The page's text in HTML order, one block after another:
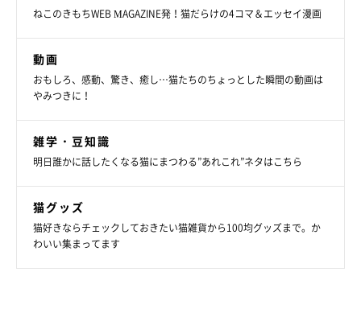
ねこのきもちWEB MAGAZINE発！猫だらけの4コマ＆エッセイ漫画
動画
おもしろ、感動、驚き、癒し…猫たちのちょっとした瞬間の動画は
やみつきに！
雑学・豆知識
明日誰かに話したくなる猫にまつわる”あれこれ”ネタはこちら
猫グッズ
猫好きならチェックしておきたい猫雑貨から100均グッズまで。か
わいい集まってます